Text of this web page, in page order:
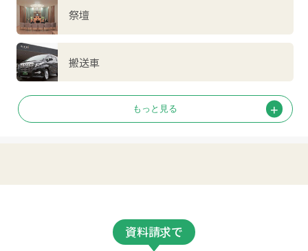
祭壇
搬送車
資料請求で